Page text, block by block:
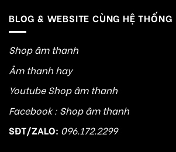
BLOG & WEBSITE CÙNG HỆ THỐNG
Shop âm thanh
Âm thanh hay
Youtube Shop âm thanh
Facebook : Shop âm thanh
SĐT/ZALO: 096.172.2299